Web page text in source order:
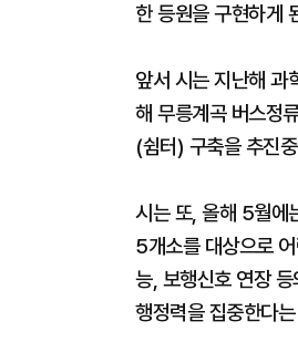
한 등원을 구현하게
앞서 시는 지난해 과
해 무릉계곡 버스정
(쉼터) 구축을 추진
시는 또, 올해 5월에
5개소를 대상으로
능, 보행신호 연장
행정력을 집중한다